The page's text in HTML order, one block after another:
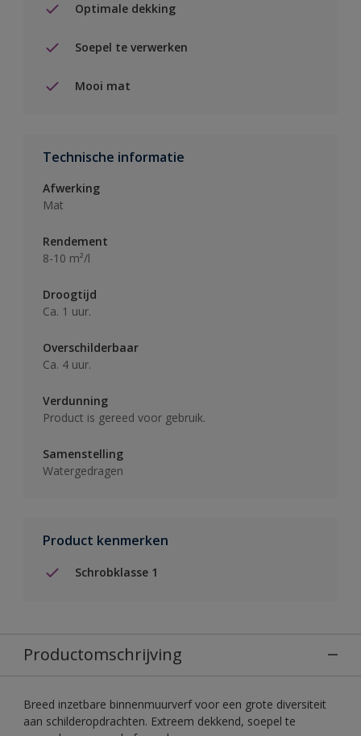
Optimale dekking
Soepel te verwerken
Mooi mat
Technische informatie
Afwerking
Mat
Rendement
8-10 m²/l
Droogtijd
Ca. 1 uur.
Overschilderbaar
Ca. 4 uur.
Verdunning
Product is gereed voor gebruik.
Samenstelling
Watergedragen
Product kenmerken
Schrobklasse 1
Productomschrijving
Breed inzetbare binnenmuurverf voor een grote diversiteit
aan schilderopdrachten. Extreem dekkend, soepel te